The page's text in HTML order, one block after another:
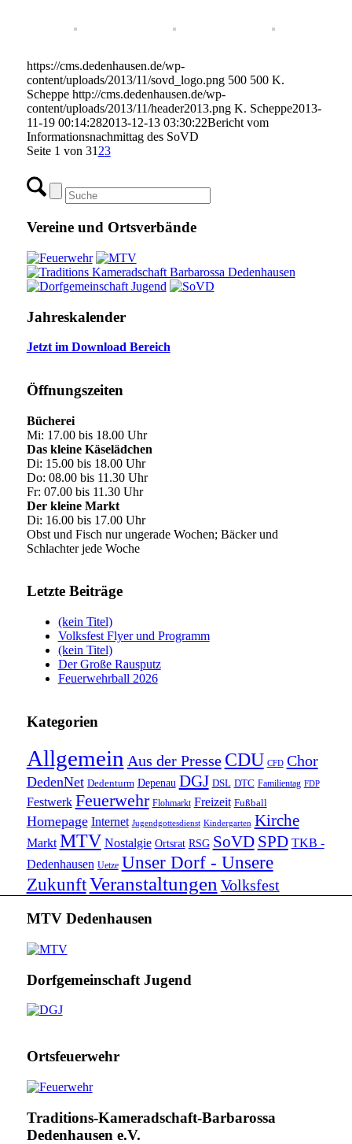
https://cms.dedenhausen.de/wp-
content/uploads/2013/11/sovd_logo.png 500 500 K.
Scheppe http://cms.dedenhausen.de/wp-
content/uploads/2013/11/header2013.png K. Scheppe2013-
11-19 00:14:282013-12-13 03:30:22Bericht vom
Informationsnachmittag des SoVD
Seite 1 von 31 23
Vereine und Ortsverbände
Jahreskalender
Jetzt im Download Bereich
Öffnungszeiten
Bücherei
Mi: 17.00 bis 18.00 Uhr
Das kleine Käselädchen
Di: 15.00 bis 18.00 Uhr
Do: 08.00 bis 11.30 Uhr
Fr: 07.00 bis 11.30 Uhr
Der kleine Markt
Di: 16.00 bis 17.00 Uhr
Obst und Fisch nur ungerade Wochen; Bäcker und
Schlachter jede Woche
Letzte Beiträge
(kein Titel)
Volksfest Flyer und Programm
(kein Titel)
Der Große Rausputz
Feuerwehrball 2026
Kategorien
Allgemein Aus der Presse CDU CFD Chor
DedenNet Dedenturm Depenau DGJ DSL DTC Familientag FDP
Festwerk Feuerwehr Flohmarkt Freizeit Fußball
Homepage Internet Jugendgottesdienst Kindergarten Kirche
Markt MTV Nostalgie Ortsrat RSG SoVD SPD TKB -
Dedenhausen Uetze Unser Dorf - Unsere
ZukunftVeranstaltungen Volksfest
MTV Dedenhausen
Dorfgemeinschaft Jugend
Ortsfeuerwehr
Traditions-Kameradschaft-Barbarossa
Dedenhausen e.V.